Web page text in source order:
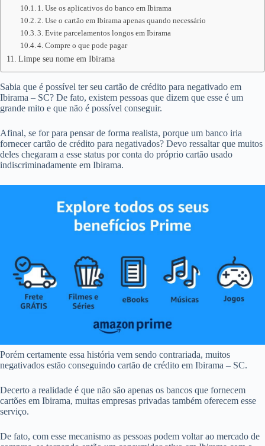
1. Use os aplicativos do banco em Ibirama
2. Use o cartão em Ibirama apenas quando necessário
3. Evite parcelamentos longos em Ibirama
4. Compre o que pode pagar
Limpe seu nome em Ibirama
Sabia que é possível ter seu cartão de crédito para negativado em
Ibirama – SC? De fato, existem pessoas que dizem que esse é um
grande mito e que não é possível conseguir.
Afinal, se for para pensar de forma realista, porque um banco iria
fornecer cartão de crédito para negativados? Devo ressaltar que muitos
deles chegaram a esse status por conta do próprio cartão usado
indiscriminadamente em Ibirama.
Porém certamente essa história vem sendo contrariada, muitos
negativados estão conseguindo cartão de crédito em Ibirama – SC.
Decerto a realidade é que não são apenas os bancos que fornecem
cartões em Ibirama, muitas empresas privadas também oferecem esse
serviço.
De fato, com esse mecanismo as pessoas podem voltar ao mercado de